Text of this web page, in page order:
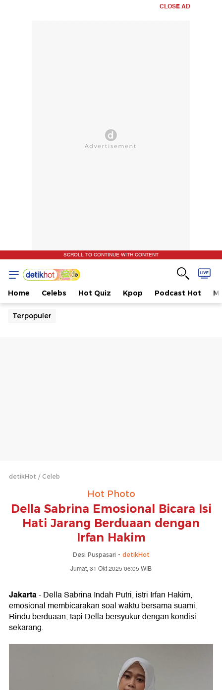
CLOSE AD
SCROLL TO CONTINUE WITH CONTENT
Home Celebs Hot Quiz Kpop Podcast Hot
Terpopuler
detikHot Celeb
Hot Photo
Della Sabrina Emosional Bicara Isi
Hati Jarang Berduaan dengan
Irfan Hakim
Desi Puspasari - detikHot
Jumat, 31 Okt 2025 06:05 WIB
Jakarta- Della Sabrina Indah Putri, istri Irfan Hakim,
emosional membicarakan soal waktu bersama suami.
Rindu berduaan, tapi Della bersyukur dengan kondisi
sekarang.